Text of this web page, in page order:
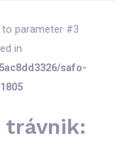
to parameter #3
in
safo-
1805
trávnik: